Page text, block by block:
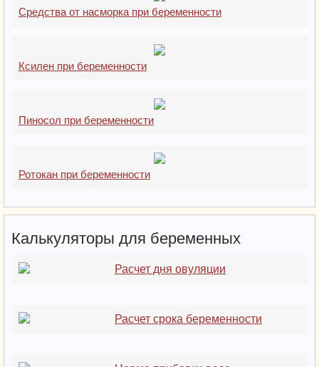
Средства от насморка при беременности
Ксилен при беременности
Пиносол при беременности
Ротокан при беременности
Калькуляторы для беременных
Расчет дня овуляции
Расчет срока беременности